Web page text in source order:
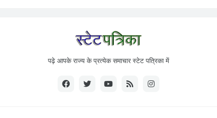
पढ़े आपके राज्य के प्रत्येक समाचार स्टेट पत्रिका में